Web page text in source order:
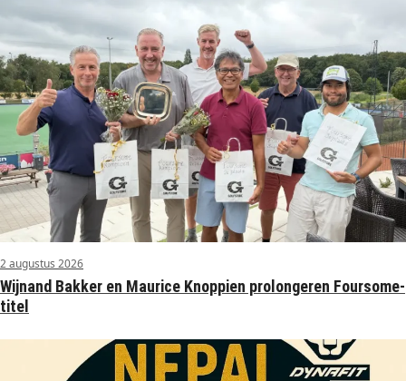
2 augustus 2026
Wijnand Bakker en Maurice Knoppien prolongeren Foursome-
titel